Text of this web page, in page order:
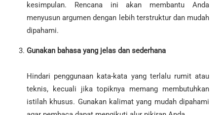
kesimpulan. Rencana ini akan membantu Anda
menyusun argumen dengan lebih terstruktur dan mudah
dipahami.
Gunakan bahasa yang jelas dan sederhana
Hindari penggunaan kata-kata yang terlalu rumit atau
teknis, kecuali jika topiknya memang membutuhkan
istilah khusus. Gunakan kalimat yang mudah dipahami